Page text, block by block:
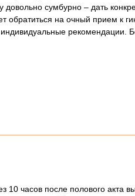
довольно сумбурно – дать
обратиться на очный прием к
рекомендации.
часов после полового акта